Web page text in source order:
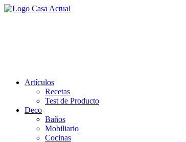
Saltar
Artículos
Recetas
Test de Producto
Deco
Baños
Mobiliario
Cocinas